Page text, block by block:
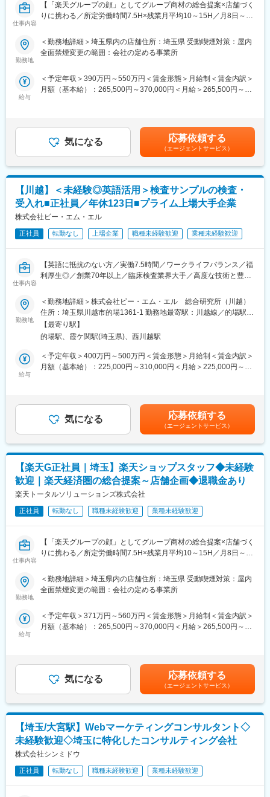
変更の範囲：会社の定める業務
【業務のやりがい】
・Hondaブランドの価値向上に直接貢献できる
・商品発売に合わせたコミュニケーション戦略の立案から制作・
展開まで一貫して担当できる
進できる
・自ら企画した施策がお客様の反応や商品販売につながる実感を
自動車メーカーである本田技研工業の国内ビジネスを改革するた
めに設立された本田技研工業の100％出資の子会社です。
Hondaの車開発・製造ではなく、Hondaの顧客体験事業を担う会
リ・保険・アフターサービスを企画運営しております。
既存事業の延長ではなく、【人とHondaをつなぎ、毎日に「喜び
の瞬間」を創り出す】ことをミッションとしています。
変更の範囲：会社の定める業務
仕事内容
【「楽天グループの顔」としてグループ商材の総合提案×店舗づく
りに携わる／所定労働時間7.5H×残業月平均10～15H／月8日～休
楽天モバイルショップに来店されるお客様へ、スマートフォン・
料金プラン・楽天カード・楽天市場・楽天ポイントなど、楽天経
て、お客様の生活をより豊かにするトータルサポートを行うポジ
ションです。
・新規契約・機種変更の受付および提案
・料金プラン、楽天ポイント活用、楽天カード、各種サービスの
案内
・スマホの初期設定・データ移行サポート
・問い合わせ対応
◇店舗運営
・店舗での電話応対
・在庫管理、売り場づくり、POP作成
・KPI管理・数値振り返り
■教育体制：
れなど基礎から学べ、楽天グループ共通のeラーニングでビジネス
スキルの習得も可能。未経験でも安心してスタートできる環境で
す。
■このポジションの魅力：
◇未経験でも成長しやすいシンプルなオペレーション
料金体系が他キャリアよりシンプル覚えやすく、提案力を磨きや
後発キャリアだからこそ柔軟で風通しがよく、改善提案や企画が
店舗運営に活かされやすい文化があります。
スタッフ（R CREW）から店長を経てRSV（スーパーバイザー）
へステップアップが可能です。RSV経験後はマネジメントや本部
への異動の道もあり、長期的にキャリア形成ができます。まずは
入社後1年で店長昇格を目指していただきます。
■組織構成：
1店舗あたり店長1名、スタッフ5～15名で運営。チームワークを
重視し、相談しやすく協力し合える職場環境です。
■当社について：
レーション管理、システム・インフラ整備までを一括して提供し
ています。
変更の範囲：会社の定める業務
勤務地
＜勤務地詳細＞埼玉県内の店舗住所：埼玉県 受動喫煙対策：屋内
全面禁煙変更の範囲：会社の定める事業所
給与
＜予定年収＞390万円～550万円＜賃金形態＞月給制＜賃金内訳＞
月額（基本給）：265,500円～370,000円＜月給＞265,500円～
気になる 応募依頼する
（エージェントサービス）
【川越】＜未経験◎英語活用＞検査サンプルの検査・
受入れ■正社員／年休123日■プライム上場大手企業
株式会社ビー・エム・エル
正社員 転勤なし 上場企業 職種未経験歓迎 業種未経験歓迎
仕事内容
【英語に抵抗のない方／実働7.5時間／ワークライフバランス／福
利厚生◎／創業70年以上／臨床検査業界大手／高度な技術と豊富
■業務内容：
海外のラボと連携して、新薬申請のための治験効果や安全性を調
べるためのサポートを行っていただきます。医療機関等から血液
や尿等の検体を受け入れ、臨床検査の前工程をお任せします。
■業務詳細：
・各種データの登録作業
・午後：海外発送分の梱包作業も実施
■組織について：
国際治験ラボで一緒に働くメンバーは全体で38名。BML社員とラ
ボコープ社の社員が協力し合いながら検査を進めています。
男女比は半々で年齢層で見ると30代が多めの組織です。
■国際治験ラボとは：
2010年、グローバルで展開し、医薬品開発事業を行なう「ラボコ
ープ社」とスタートした共同治験ラボのことです。
進め、新しい医薬品の開発をサポートしています。
そのため、検査の手順書は全て英語で書かれています。
■教育体制：
OJTとして先輩社員に指導いただきます。独り立ちが可能になる
■当社について：
医療機関から依頼され1日30数万もの検体検査を手掛ける臨床検
預かりする検査領域は4,000項目以上。臨床検査事業を中心に医療
の向上に努め特殊検査・研究検査までを網羅する総合ラボとして
設立以来高い評価を得ています。
さらに、臨床検査事業の他にも医療情報システム事業（電子カル
テ）など「医療」×「情報」の未来を創る企業として人と健康に貢
献をしていきます。
変更の範囲：会社の定める業務
勤務地
＜勤務地詳細＞株式会社ビー・エム・エル 総合研究所（川越）
住所：埼玉県川越市的場1361-1 勤務地最寄駅：川越線／的場駅受
動喫煙対策：屋内全面禁煙変更の範囲：会社の定める事業所
【最寄り駅】
的場駅、霞ケ関駅(埼玉県)、西川越駅
給与
＜予定年収＞400万円～500万円＜賃金形態＞月給制＜賃金内訳＞
月額（基本給）：225,000円～310,000円＜月給＞225,000円～
気になる 応募依頼する
（エージェントサービス）
【楽天G正社員｜埼玉】楽天ショップスタッフ◆未経験
歓迎｜楽天経済圏の総合提案～店舗企画◆退職金あり
楽天トータルソリューションズ株式会社
正社員 転勤なし 職種未経験歓迎 業種未経験歓迎
仕事内容
【「楽天グループの顔」としてグループ商材の総合提案×店舗づく
りに携わる／所定労働時間7.5H×残業月平均10～15H／月8日～休
楽天モバイルショップに来店されるお客様へ、スマートフォン・
料金プラン・楽天カード・楽天市場・楽天ポイントなど、楽天経
て、お客様の生活をより豊かにするトータルサポートを行うポジ
ションです。
・新規契約・機種変更の受付および提案
・料金プラン、楽天ポイント活用、楽天カード、各種サービスの
案内
・スマホの初期設定・データ移行サポート
・問い合わせ対応
◇店舗運営
・店舗での電話応対
・在庫管理、売り場づくり、POP作成
・KPI管理・数値振り返り
勤務地
＜勤務地詳細＞埼玉県内の店舗住所：埼玉県 受動喫煙対策：屋内
全面禁煙変更の範囲：会社の定める事業所
給与
＜予定年収＞371万円～560万円＜賃金形態＞月給制＜賃金内訳＞
月額（基本給）：265,500円～370,000円＜月給＞265,500円～
までも目安の金額であり、選考を通じて上下する可能性がありま
す。月給(月額)は固定手当を含めた表記です。
気になる 応募依頼する
（エージェントサービス）
【埼玉/大宮駅】Webマーケティングコンサルタント◇
未経験歓迎◇埼玉に特化したコンサルティング会社
株式会社シンミドウ
正社員 転勤なし 職種未経験歓迎 業種未経験歓迎